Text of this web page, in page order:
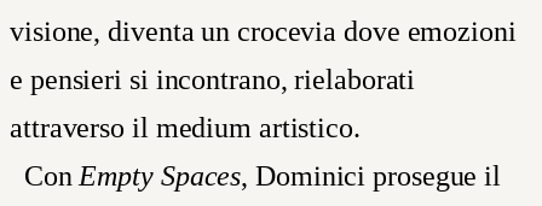
visione, diventa un crocevia dove emozioni
e pensieri si incontrano, rielaborati
attraverso il medium artistico.
Con Empty Spaces, Dominici prosegue il